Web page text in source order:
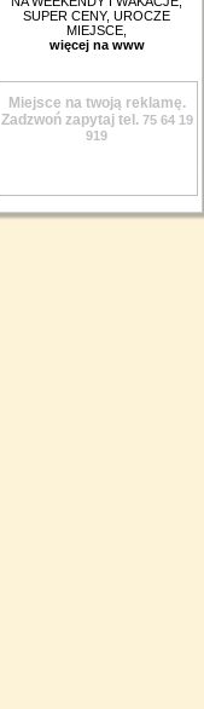
SUPER CENY, UROCZE
MIEJSCE,
więcej na www
Miejsce na twoją reklamę.
Zadzwoń zapytaj tel. 75 64 19
919